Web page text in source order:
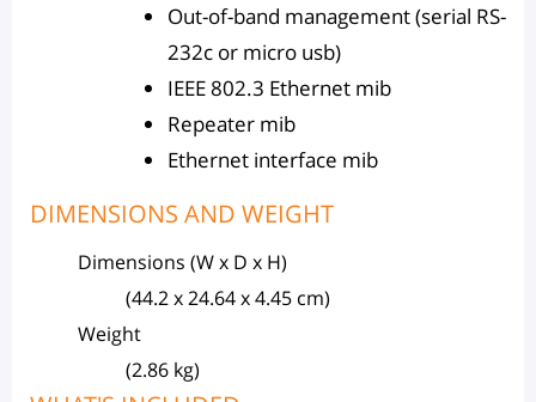
Out-of-band management (serial RS-
232c or micro usb)
IEEE 802.3 Ethernet mib
Repeater mib
Ethernet interface mib
DIMENSIONS AND WEIGHT
Dimensions (W x D x H)
(44.2 x 24.64 x 4.45 cm)
Weight
(2.86 kg)